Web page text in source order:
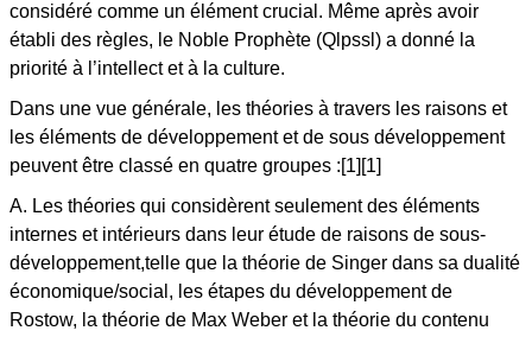
considéré comme un élément crucial. Même après avoir
établi des règles, le Noble Prophète (Qlpssl) a donné la
priorité à l’intellect et à la culture.
Dans une vue générale, les théories à travers les raisons et
les éléments de développement et de sous développement
peuvent être classé en quatre groupes :[1][1]
A. Les théories qui considèrent seulement des éléments
internes et intérieurs dans leur étude de raisons de sous-
développement,telle que la théorie de Singer dans sa dualité
économique/social, les étapes du développement de
Rostow, la théorie de Max Weber et la théorie du contenu